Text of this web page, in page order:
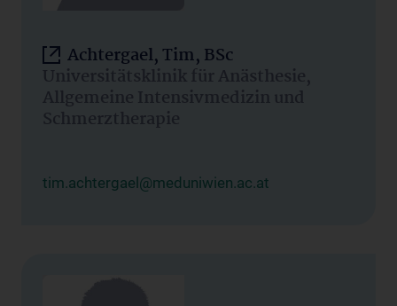
Achtergael, Tim, BSc
Universitätsklinik für Anästhesie,
Allgemeine Intensivmedizin und
Schmerztherapie
tim.achtergael@meduniwien.ac.at